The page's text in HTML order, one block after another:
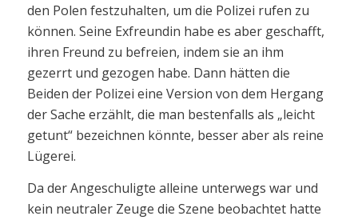
den Polen festzuhalten, um die Polizei rufen zu
können. Seine Exfreundin habe es aber geschafft,
ihren Freund zu befreien, indem sie an ihm
gezerrt und gezogen habe. Dann hätten die
Beiden der Polizei eine Version von dem Hergang
der Sache erzählt, die man bestenfalls als „leicht
getunt“ bezeichnen könnte, besser aber als reine
Lügerei.
Da der Angeschuligte alleine unterwegs war und
kein neutraler Zeuge die Szene beobachtet hatte